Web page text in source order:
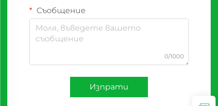
Съобщение
0/1000
Изпрати